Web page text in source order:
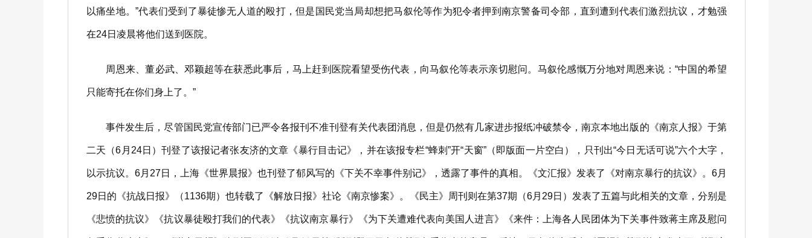
以痛坐地。”代表们受到了暴徒惨无人道的殴打，但是国民党当局却想把马叙伦等作为犯令者押到南京警备司令部，直到遭到代表们激烈抗议，才勉强
在24日凌晨将他们送到医院。
周恩来、董必武、邓颖超等在获悉此事后，马上赶到医院看望受伤代表，向马叙伦等表示亲切慰问。马叙伦感慨万分地对周恩来说：“中国的希望
只能寄托在你们身上了。”
事件发生后，尽管国民党宣传部门已严令各报刊不准刊登有关代表团消息，但是仍然有几家进步报纸冲破禁令，南京本地出版的《南京人报》于第
二天（6月24日）刊登了该报记者张友济的文章《暴行目击记》，并在该报专栏“蜂刺”开“天窗”（即版面一片空白），只刊出“今日无话可说”六个大字，
以示抗议。6月27日，上海《世界晨报》也刊登了郁风写的《下关不幸事件别记》，透露了事件的真相。《文汇报》发表了《对南京暴行的抗议》。6月
29日的《抗战日报》（1136期）也转载了《解放日报》社论《南京惨案》。《民主》周刊则在第37期（6月29日）发表了五篇与此相关的文章，分别是
《悲愤的抗议》《抗议暴徒殴打我们的代表》《抗议南京暴行》《为下关遭难代表向美国人进言》《来件：上海各人民团体为下关事件致蒋主席及慰问